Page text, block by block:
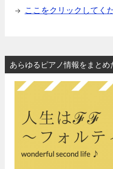
→ ここをクリックしてく
あらゆるピアノ情報をまとめ